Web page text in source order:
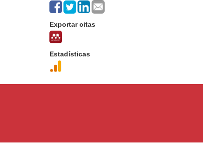
Exportar citas
Estadísticas